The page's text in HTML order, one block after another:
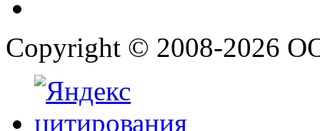
Copyright © 2008-2026